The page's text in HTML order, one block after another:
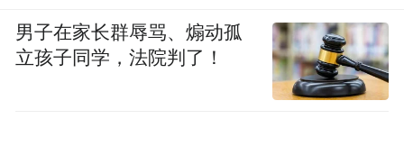
男子在家长群辱骂、煽动孤
立孩子同学，法院判了！